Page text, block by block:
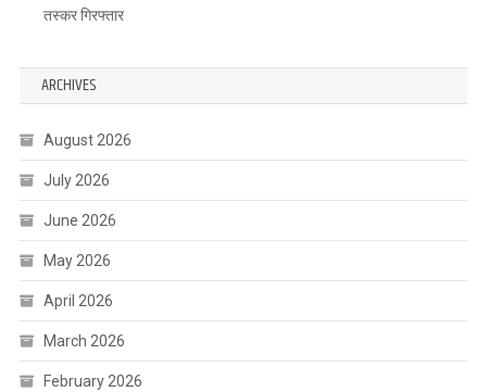
तस्कर गिरफ्तार
ARCHIVES
August 2026
July 2026
June 2026
May 2026
April 2026
March 2026
February 2026